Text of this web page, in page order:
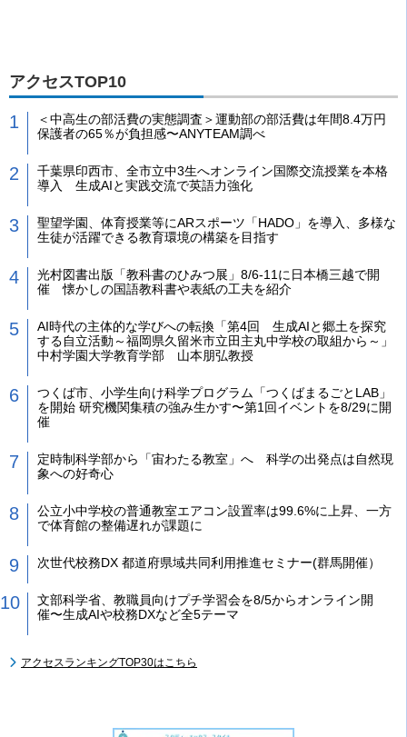
アクセスTOP10
＜中高生の部活費の実態調査＞運動部の部活費は年間8.4万円
保護者の65％が負担感〜ANYTEAM調べ
千葉県印西市、全市立中3生へオンライン国際交流授業を本格
導入 生成AIと実践交流で英語力強化
聖望学園、体育授業等にARスポーツ「HADO」を導入、多様な
生徒が活躍できる教育環境の構築を目指す
光村図書出版「教科書のひみつ展」8/6-11に日本橋三越で開
催 懐かしの国語教科書や表紙の工夫を紹介
AI時代の主体的な学びへの転換「第4回 生成AIと郷土を探究
する自立活動～福岡県久留米市立田主丸中学校の取組から～」
中村学園大学教育学部 山本朋弘教授
つくば市、小学生向け科学プログラム「つくばまるごとLAB」
を開始 研究機関集積の強み生かす〜第1回イベントを8/29に開
催
定時制科学部から「宙わたる教室」へ 科学の出発点は自然現
象への好奇心
公立小中学校の普通教室エアコン設置率は99.6%に上昇、一方
で体育館の整備遅れが課題に
次世代校務DX 都道府県域共同利用推進セミナー(群馬開催）
文部科学省、教職員向けプチ学習会を8/5からオンライン開
催〜生成AIや校務DXなど全5テーマ
アクセスランキングTOP30はこちら